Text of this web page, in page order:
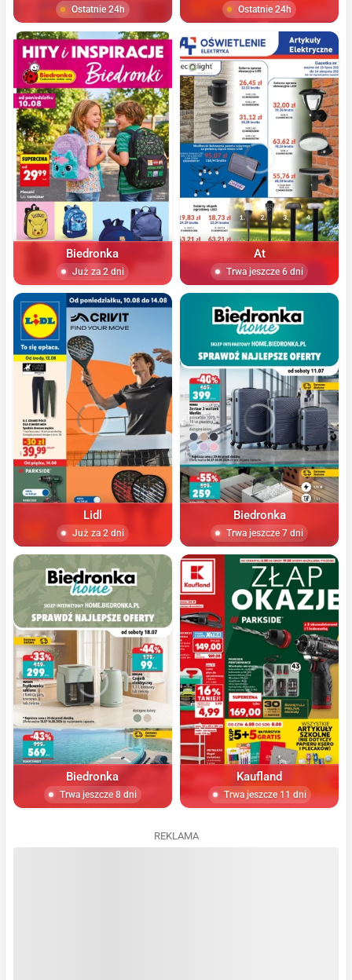
Ostatnie 24h Ostatnie 24h
Biedronka
Już za 2 dni
At
Trwa jeszcze 6 dni
Lidl
Już za 2 dni
Biedronka
Trwa jeszcze 7 dni
Biedronka
Trwa jeszcze 8 dni
Kaufland
Trwa jeszcze 11 dni
REKLAMA